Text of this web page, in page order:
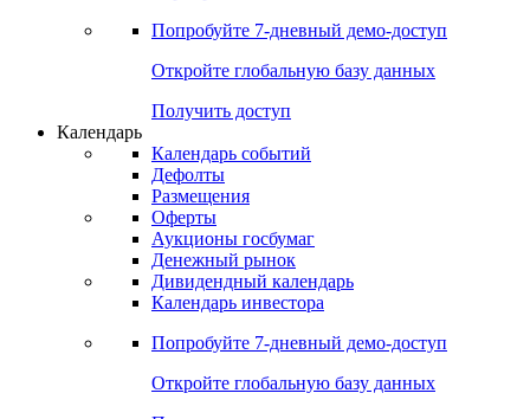
Валютные и процентные свопы
Корпоративные CDS
Попробуйте7-дневный
Откройте глобальную базу данных
Получить доступ
Календарь
Календарь событий
Дефолты
Размещения
Оферты
Денежный рынок
Календарь инвестора